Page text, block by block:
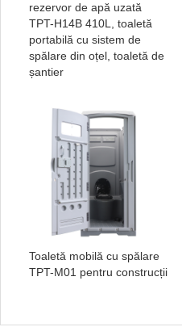
rezervor de apă uzată
TPT-H14B 410L, toaletă
portabilă cu sistem de
spălare din oțel, toaletă de
șantier
Toaletă mobilă cu spălare
TPT-M01 pentru construcții